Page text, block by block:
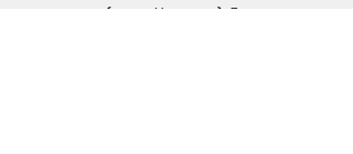
(пров. Чапаєва), 5а